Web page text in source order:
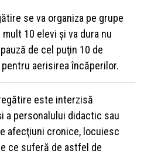
se va organiza pe grupe
10 elevi şi va dura nu
de cel puţin 10 de
aerisirea încăperilor.
este interzisă
a personalului didactic sau
afecţiuni cronice, locuiesc
ce suferă de astfel de